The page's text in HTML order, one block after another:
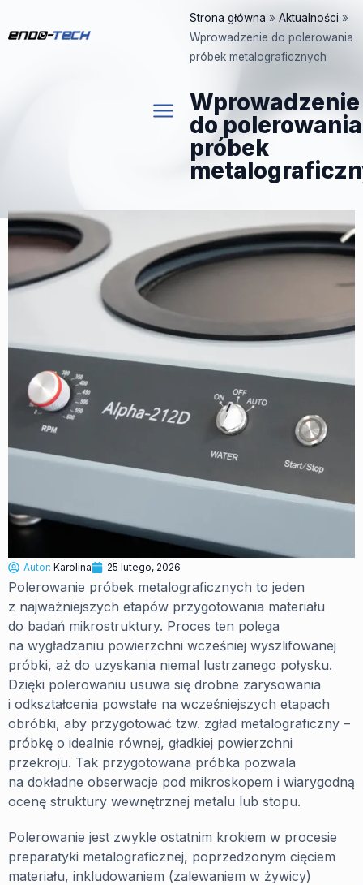
do
Strona główna » Aktualności »
Wprowadzenie do polerowania
próbek metalograficznych
Wprowadzenie
do polerowania
próbek
Autor: Karolina 25 lutego, 2026
Polerowanie próbek metalograficznych to jeden
z najważniejszych etapów przygotowania materiału
do badań mikrostruktury. Proces ten polega
na wygładzaniu powierzchni wcześniej wyszlifowanej
próbki, aż do uzyskania niemal lustrzanego połysku.
Dzięki polerowaniu usuwa się drobne zarysowania
i odkształcenia powstałe na wcześniejszych etapach
obróbki, aby przygotować tzw. zgład metalograficzny –
próbkę o idealnie równej, gładkiej powierzchni
przekroju. Tak przygotowana próbka pozwala
na dokładne obserwacje pod mikroskopem i wiarygodną
ocenę struktury wewnętrznej metalu lub stopu.
Polerowanie jest zwykle ostatnim krokiem w procesie
preparatyki metalograficznej, poprzedzonym cięciem
materiału, inkludowaniem (zalewaniem w żywicy)